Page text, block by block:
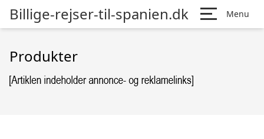
Billige-rejser-til-spanien.dk Menu
Produkter